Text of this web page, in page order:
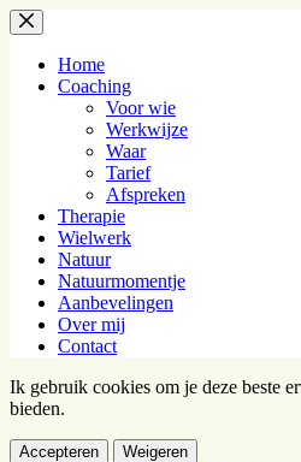
Ga
naar
inhoud
Home
Coaching
Voor wie
Werkwijze
Waar
Tarief
Afspreken
Therapie
Wielwerk
Natuur
Natuurmomentje
Aanbevelingen
Over mij
Contact
Ik gebruik cookies om je deze beste
bieden.
Accepteren Weigeren